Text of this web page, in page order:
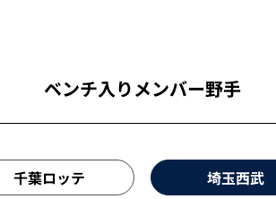
ベンチ入りメンバー野手
千葉ロッテ 埼玉西武